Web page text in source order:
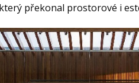
překonal prostorové i